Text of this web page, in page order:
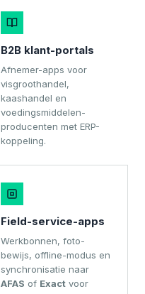
B2B klant-portals
Afnemer-apps voor
visgroothandel,
kaashandel en
voedingsmiddelen-
producenten met ERP-
koppeling.
Field-service-apps
Werkbonnen, foto-
bewijs, offline-modus en
synchronisatie naar
AFAS of Exact voor